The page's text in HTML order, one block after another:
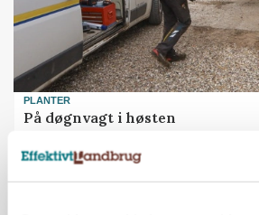
PLANTER
På døgnvagt i høsten